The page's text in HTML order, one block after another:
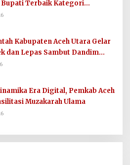
Bupati Terbaik Kategori
dan Informasi Publik
Kabupaten Aceh Utara Gelar
dan Lepas Sambut Dandim
Era Digital, Pemkab Aceh
Muzakarah Ulama